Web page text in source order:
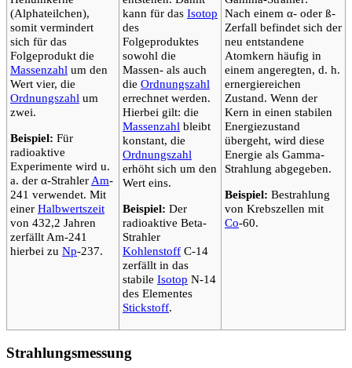
(Alphateilchen),
somit vermindert
sich für das
Folgeprodukt die
Massenzahl um den
Wert vier, die
Ordnungszahl um
zwei.
Beispiel: Für
radioaktive
Experimente wird u.
a. der α-Strahler Am-
241 verwendet. Mit
einer Halbwertszeit
von 432,2 Jahren
zerfällt Am-241
hierbei zu Np-237.
kann für das Isotop
des
Folgeproduktes
sowohl die
Massen- als auch
die Ordnungszahl
errechnet werden.
Hierbei gilt: die
Massenzahl bleibt
konstant, die
Ordnungszahl
erhöht sich um den
Wert eins.
Beispiel: Der
radioaktive Beta-
Strahler
Kohlenstoff C-14
zerfällt in das
stabile Isotop N-14
des Elementes
Stickstoff.
Nach einem α- oder ß-
Zerfall befindet sich der
neu entstandene
Atomkern häufig in
einem angeregten, d. h.
ernergiereichen
Zustand. Wenn der
Kern in einen stabilen
Energiezustand
übergeht, wird diese
Energie als Gamma-
Strahlung abgegeben.
Beispiel: Bestrahlung
von Krebszellen mit
Co-60.
Strahlungsmessung